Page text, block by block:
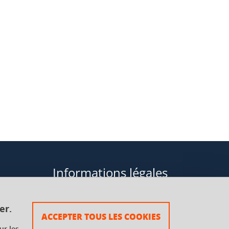
ACCEPTER TOUS LES COOKIES
Informations légales
Plan du site